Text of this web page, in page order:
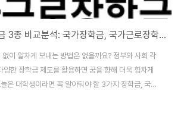
대학생 필수 장학금 3종 비교분석: 국가장학금, 국가근로장학금, 주가안정장학금 완벽 정리!
이 알차게 보내는 방법은 없을까요? 정부와 사회 각
양한 장학금 제도를 활용하면 꿈을 향해 더욱 힘차게
은 대학생이라면 꼭 알아둬야 할 3가지 장학금, 국가
, 주가안정장학금을 꼼꼼하게 비교분석해 보겠습니다.